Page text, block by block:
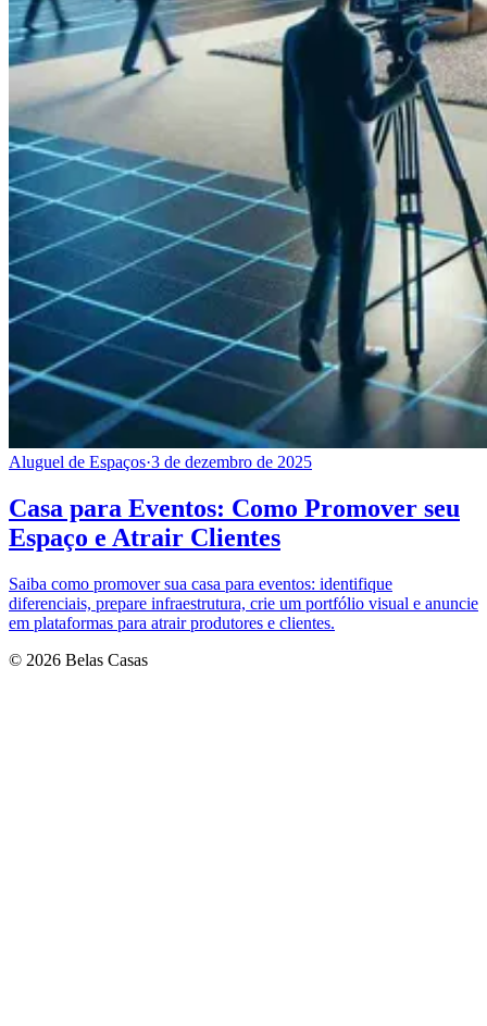
Aluguel de Espaços·3 de dezembro de 2025
Casa para Eventos: Como Promover seu
Espaço e Atrair Clientes
Saiba como promover sua casa para eventos: identifique
diferenciais, prepare infraestrutura, crie um portfólio visual e anuncie
em plataformas para atrair produtores e clientes.
© 2026 Belas Casas